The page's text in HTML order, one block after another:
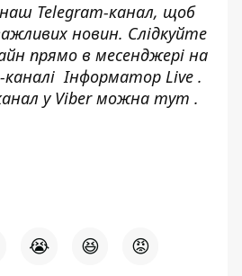
наш Telegram-канал, щоб
новин. Слідкуйте
прямо в месенджері на
каналіІнформатор Live .
у Viber можна тут .
😭 😆 😡